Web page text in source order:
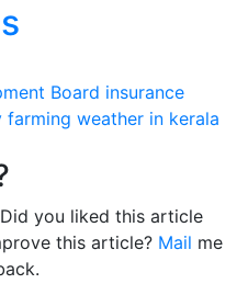
Board insurance
farming weather in kerala
you liked this article
this article? Mail me